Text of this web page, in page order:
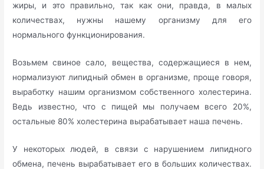
жиры, и это правильно, так как они, правда, в малых
количествах, нужны нашему организму для его
нормального функционирования.
Возьмем свиное сало, вещества, содержащиеся в нем,
нормализуют липидный обмен в организме, проще говоря,
выработку нашим организмом собственного холестерина.
Ведь известно, что с пищей мы получаем всего 20%,
остальные 80% холестерина вырабатывает наша печень.
У некоторых людей, в связи с нарушением липидного
обмена, печень вырабатывает его в больших количествах.